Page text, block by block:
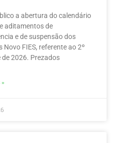
a abertura do calendário
aditamentos de
e de suspensão dos
Novo FIES, referente ao 2º
de 2026. Prezados
»